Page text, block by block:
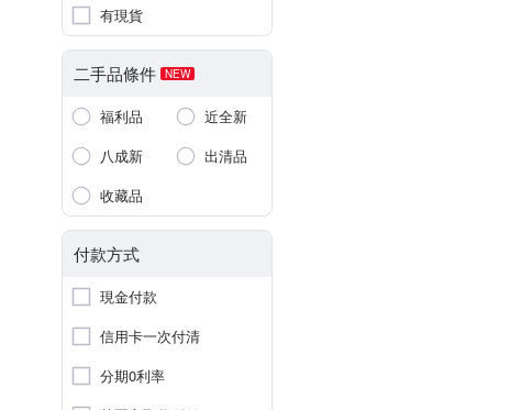
有現貨
二手品條件 NEW
福利品
近全新
八成新
出清品
收藏品
付款方式
現金付款
信用卡一次付清
分期0利率